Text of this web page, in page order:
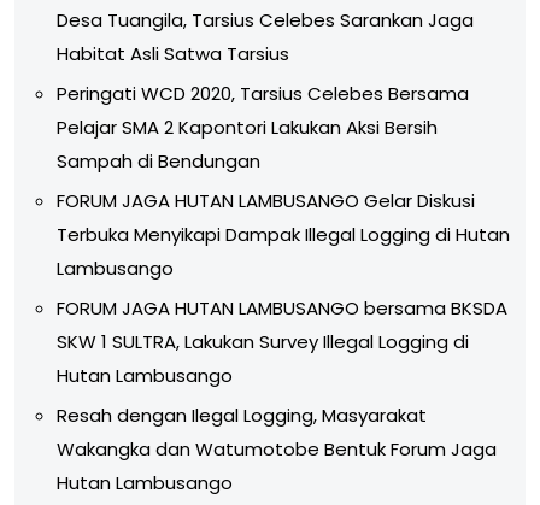
Desa Tuangila, Tarsius Celebes Sarankan Jaga
Habitat Asli Satwa Tarsius
Peringati WCD 2020, Tarsius Celebes Bersama
Pelajar SMA 2 Kapontori Lakukan Aksi Bersih
Sampah di Bendungan
FORUM JAGA HUTAN LAMBUSANGO Gelar Diskusi
Terbuka Menyikapi Dampak Illegal Logging di Hutan
Lambusango
FORUM JAGA HUTAN LAMBUSANGO bersama BKSDA
SKW 1 SULTRA, Lakukan Survey Illegal Logging di
Hutan Lambusango
Resah dengan Ilegal Logging, Masyarakat
Wakangka dan Watumotobe Bentuk Forum Jaga
Hutan Lambusango